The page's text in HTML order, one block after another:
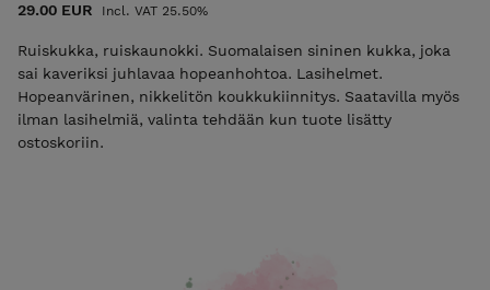
29.00 EUR Incl. VAT 25.50%
Ruiskukka, ruiskaunokki. Suomalaisen sininen kukka, joka
sai kaveriksi juhlavaa hopeanhohtoa. Lasihelmet.
Hopeanvärinen, nikkelitön koukkukiinnitys. Saatavilla myös
ilman lasihelmiä, valinta tehdään kun tuote lisätty
ostoskoriin.